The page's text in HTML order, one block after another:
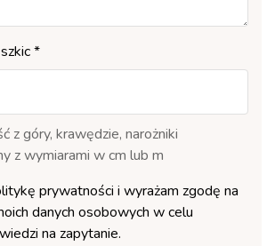
*
z góry, krawędzie, narożniki
z wymiarami w cm lub m
prywatności i wyrażam zgodę na
danych osobowych w celu
na zapytanie.